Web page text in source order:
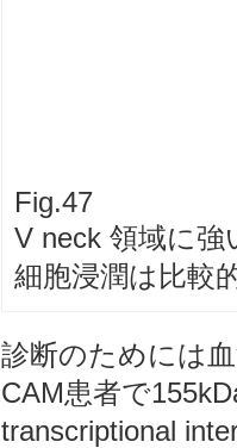
Fig.47
V neck 領域に
細胞浸潤は比較
診断のためには
CAM患者で
transcriptional